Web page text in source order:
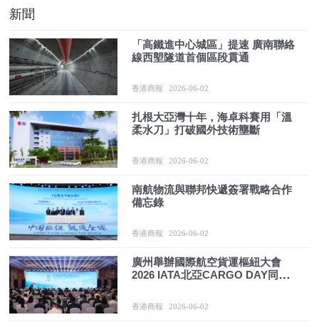
新聞
「高鐵進中心城區」提速 廣南聯絡
線西塱隧道首個區段貫通
香港商報 2026-06-02
扎根大亞灣十年，海卓科賽用「溫
柔水刀」打破國外技術壟斷
香港商報 2026-06-02
南航物流與聯邦快遞簽署戰略合作
備忘錄
香港商報 2026-06-02
廣州舉辦國際航空貨運樞紐大會
2026 IATA北亞CARGO DAY同步
香港商報 2026-06-02